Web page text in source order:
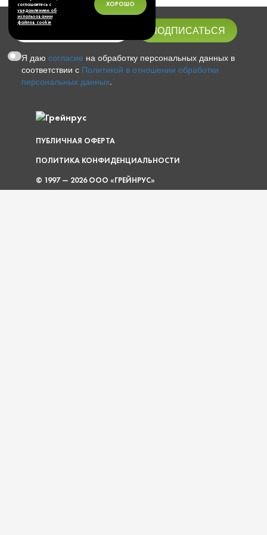
Я даюсогласие на обработку персональных данных в
соответствии с Политикой в отношении обработки
персональных данных.
ПУБЛИЧНАЯ ОФЕРТА
ПОЛИТИКА КОНФИДЕНЦИАЛЬНОСТИ
© 1997 — 2026 ООО «ГРЕЙНРУС»
соглашаетесь с
уведомлением об
использовании
файлов cookie
ХОРОШО